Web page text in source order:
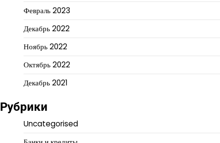
Февраль 2023
Декабрь 2022
Ноябрь 2022
Октябрь 2022
Декабрь 2021
Рубрики
Uncategorised